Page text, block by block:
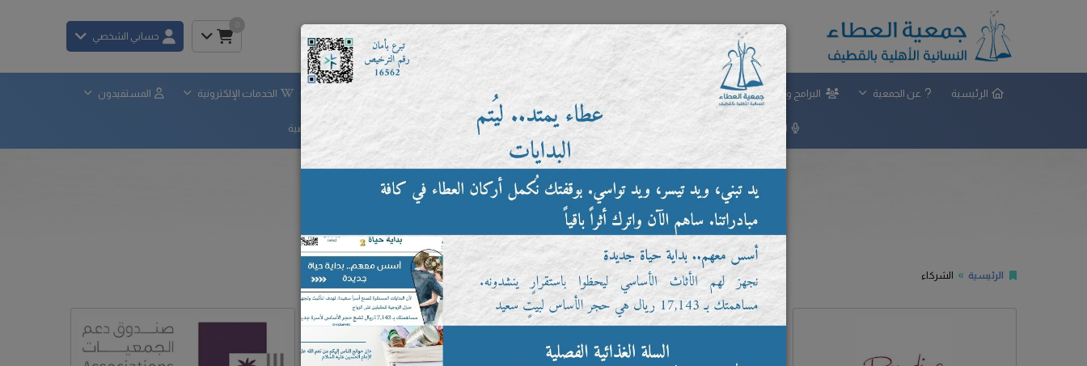
حسابي الشخصي
الرئيسية عن الجمعية البرامج والمشاريع خدمات الزوار الخدمات الإلكترونية المستفيدون
المركز الإعلامي مؤسسة الاستهلاك الذكي سياسة الخصوصية
الشركاء
الرئيسية الشركاء
×